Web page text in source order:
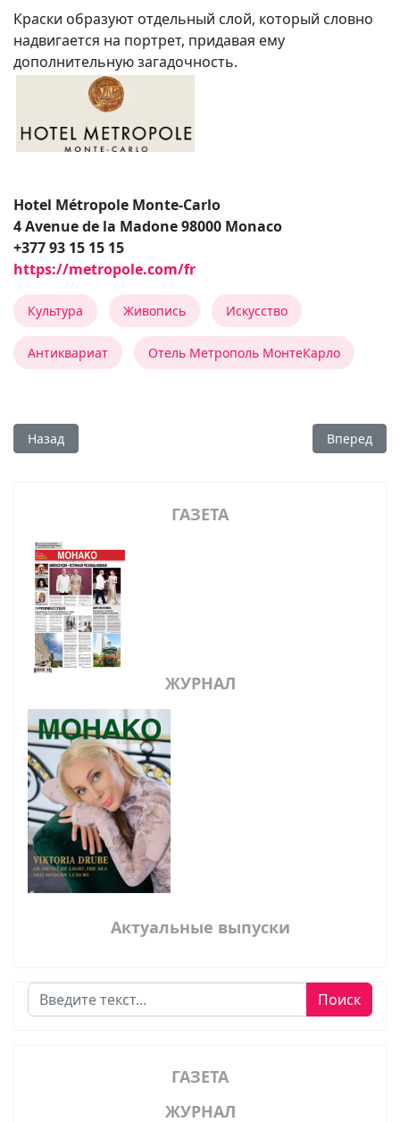
Краски образуют отдельный слой, который словно
надвигается на портрет, придавая ему
дополнительную загадочность.
Hotel Métropole Monte-Carlo
4 Avenue de la Madone 98000 Monaco
+377 93 15 15 15
https://metropole.com/fr
Культура Живопись Искусство
Антиквариат Отель Метрополь МонтеКарло
Предыдущий: Christmas GALA
Назад Вперед
ГАЗЕТА
ЖУРНАЛ
Актуальные выпуски
Поиск Поиск
ГАЗЕТА
ЖУРНАЛ